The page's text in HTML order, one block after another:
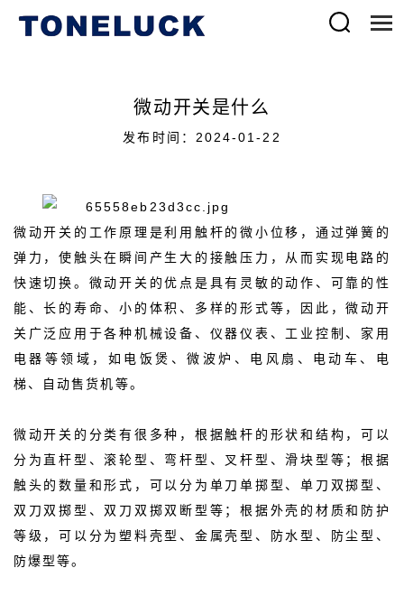
微动开关是什么
发布时间：2024-01-22
微动开关的工作原理是利用触杆的微小位移，通过弹簧的
弹力，使触头在瞬间产生大的接触压力，从而实现电路的
快速切换。微动开关的优点是具有灵敏的动作、可靠的性
能、长的寿命、小的体积、多样的形式等，因此，微动开
关广泛应用于各种机械设备、仪器仪表、工业控制、家用
电器等领域，如电饭煲、微波炉、电风扇、电动车、电
梯、自动售货机等。
微动开关的分类有很多种，根据触杆的形状和结构，可以
分为直杆型、滚轮型、弯杆型、叉杆型、滑块型等；根据
触头的数量和形式，可以分为单刀单掷型、单刀双掷型、
双刀双掷型、双刀双掷双断型等；根据外壳的材质和防护
等级，可以分为塑料壳型、金属壳型、防水型、防尘型、
防爆型等。